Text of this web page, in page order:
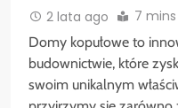
2 lata ago 7 mins
Domy kopułowe to
budownictwie, które
swoim unikalnym